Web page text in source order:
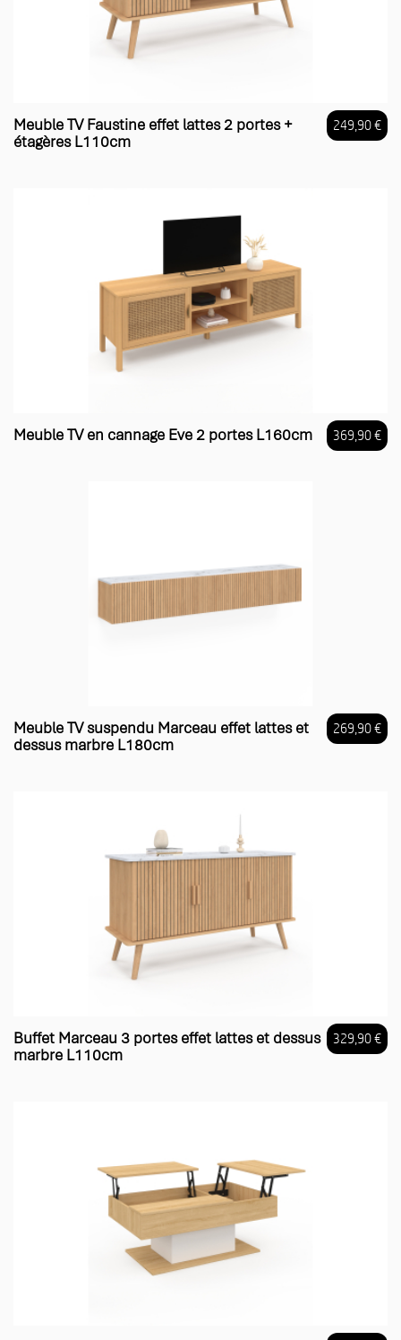
Meuble TV Faustine effet lattes 2 portes +
étagères L110cm
249,90 €
Meuble TV en cannage Eve 2 portes L160cm 369,90 €
Meuble TV suspendu Marceau effet lattes et
dessus marbre L180cm
Prix
269,90 €
Buffet Marceau 3 portes effet lattes et dessus
marbre L110cm
Prix
329,90 €